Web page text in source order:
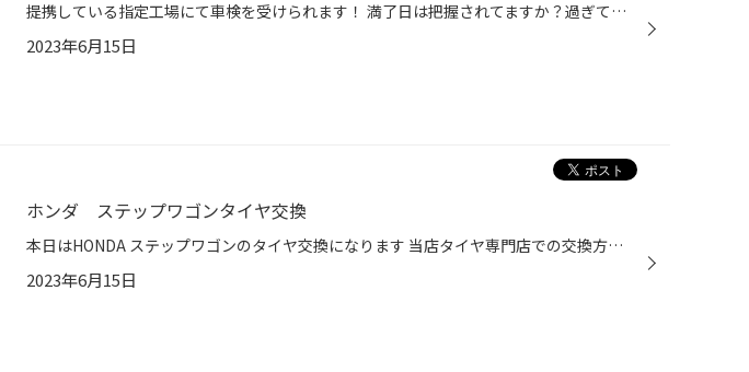
提携している指定工場にて車検を受けられます！ 満了日は把握されてますか？過ぎてしまうと自走できません(;^ω^) 車検当日にタイヤ館西船橋にご来店いただければOK！ ☆代車は無料でご用意可能です！(ガソリン代はご負担になります) ☆クレジットカードでのお支払い可能です！ ☆もちろんタイヤ交換や...
2023年6月15日
ホンダ ステップワゴンタイヤ交換
本日はHONDA ステップワゴンのタイヤ交換になります 当店タイヤ専門店での交換方法です。 こだわりの安心コースで、しっかりとした取付を実現！ 専門知識の高い専門スタッフによるタイヤ交換 高性能な機器にてバランス調整 ※船橋三番瀬海浜公園など人気スポットもあり、海も近いこともありオプショ...
2023年6月15日